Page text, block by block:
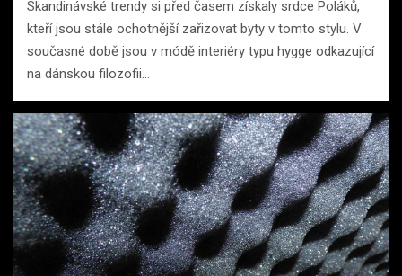
Skandinávské trendy si před časem získaly srdce Poláků,
kteří jsou stále ochotnější zařizovat byty v tomto stylu. V
současné době jsou v módě interiéry typu hygge odkazující
na dánskou filozofii…